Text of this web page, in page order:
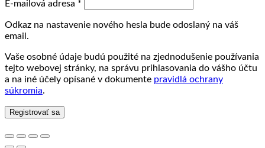
E-mailová adresa *
Odkaz na nastavenie nového hesla bude odoslaný na váš
email.
Vaše osobné údaje budú použité na zjednodušenie používania
tejto webovej stránky, na správu prihlasovania do vášho účtu
a na iné účely opísané v dokumente pravidlá ochrany
súkromia.
Registrovať sa